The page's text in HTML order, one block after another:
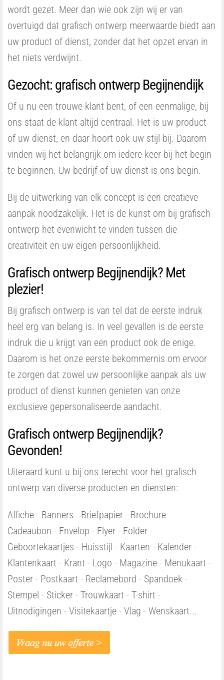
wordt gezet. Meer dan wie ook zijn wij er van
overtuigd dat grafisch ontwerp meerwaarde biedt aan
uw product of dienst, zonder dat het opzet ervan in
het niets verdwijnt.
Gezocht: grafisch ontwerp Begijnendijk
Of u nu een trouwe klant bent, of een eenmalige, bij
ons staat de klant altijd centraal. Het is uw product
of uw dienst, en daar hoort ook uw stijl bij. Daarom
vinden wij het belangrijk om iedere keer bij het begin
te beginnen. Uw bedrijf of uw dienst is ons begin.
Bij de uitwerking van elk concept is een creatieve
aanpak noodzakelijk. Het is de kunst om bij grafisch
ontwerp het evenwicht te vinden tussen die
creativiteit en uw eigen persoonlijkheid.
Grafisch ontwerp Begijnendijk? Met
plezier!
Bij grafisch ontwerp is van tel dat de eerste indruk
heel erg van belang is. In veel gevallen is de eerste
indruk die u krijgt van een product ook de enige.
Daarom is het onze eerste bekommernis om ervoor
te zorgen dat zowel uw persoonlijke aanpak als uw
product of dienst kunnen genieten van onze
exclusieve gepersonaliseerde aandacht.
Grafisch ontwerp Begijnendijk?
Gevonden!
Uiteraard kunt u bij ons terecht voor het grafisch
ontwerp van diverse producten en diensten:
Affiche - Banners - Briefpapier - Brochure -
Cadeaubon - Envelop - Flyer - Folder -
Geboortekaartjes - Huisstijl - Kaarten - Kalender -
Klantenkaart - Krant - Logo - Magazine - Menukaart -
Poster - Postkaart - Reclamebord - Spandoek -
Stempel - Sticker - Trouwkaart - T-shirt -
Uitnodigingen - Visitekaartje - Vlag - Wenskaart...